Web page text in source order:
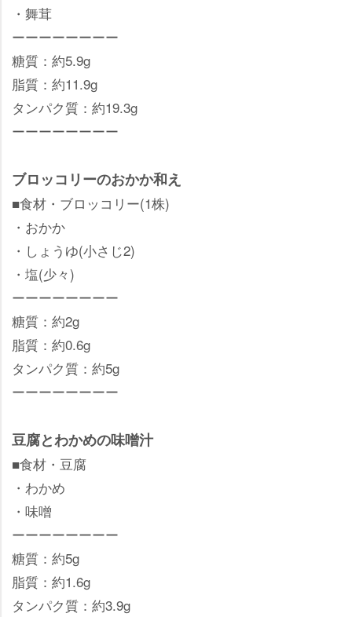
・舞茸
ーーーーーーーー
糖質：約5.9g
脂質：約11.9g
タンパク質：約19.3g
ーーーーーーーー
ブロッコリーのおかか和え
■食材・ブロッコリー(1株)
・おかか
・しょうゆ(小さじ2)
・塩(少々)
ーーーーーーーー
糖質：約2g
脂質：約0.6g
タンパク質：約5g
ーーーーーーーー
豆腐とわかめの味噌汁
■食材・豆腐
・わかめ
・味噌
ーーーーーーーー
糖質：約5g
脂質：約1.6g
タンパク質：約3.9g